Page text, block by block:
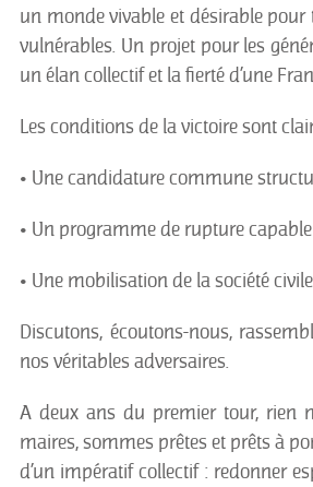
un monde vivable et désirable
vulnérables. Un projet pour les
un élan collectif et la fierté d’une
Les conditions de la victoire sont
• Une candidature commune
• Un programme de rupture
• Une mobilisation de la société
Discutons, écoutons-nous,
nos véritables adversaires.
A deux ans du premier tour, rien
maires, sommes prêtes et prêts à
d’un impératif collectif : redonner